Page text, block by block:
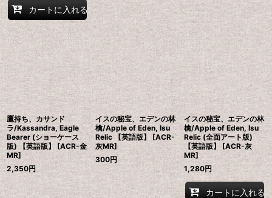
カートに入れる
鷹持ち、カサンド
ラ/Kassandra, Eagle
Bearer (ショーケース
版) 【英語版】 [ACR-金
MR]
2,350円
イスの秘宝、エデンの林
檎/Apple of Eden, Isu
Relic 【英語版】 [ACR-
灰MR]
300円
イスの秘宝、エデンの林
檎/Apple of Eden, Isu
Relic (全面アート版)
【英語版】 [ACR-灰
MR]
1,280円
カートに入れる